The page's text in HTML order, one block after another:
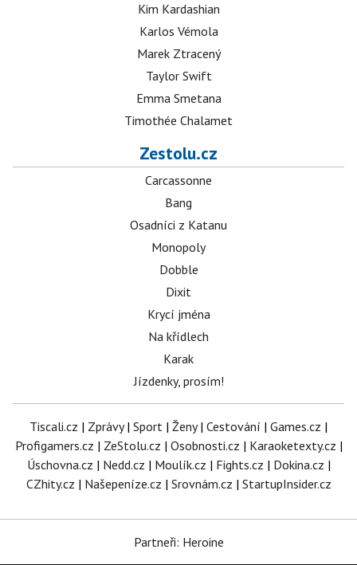
Kim Kardashian
Karlos Vémola
Marek Ztracený
Taylor Swift
Emma Smetana
Timothée Chalamet
Zestolu.cz
Carcassonne
Bang
Osadníci z Katanu
Monopoly
Dobble
Dixit
Krycí jména
Na křídlech
Karak
Jízdenky, prosím!
Tiscali.cz | Zprávy| Sport | Ženy| Cestování | Games.cz |
Profigamers.cz | ZeStolu.cz | Osobnosti.cz | Karaoketexty.cz |
Úschovna.cz | Nedd.cz | Moulík.cz | Fights.cz | Dokina.cz |
CZhity.cz | Našepeníze.cz | Srovnám.cz | StartupInsider.cz
Partneři: Heroine